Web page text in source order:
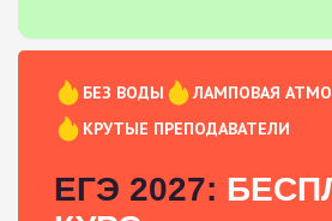
БЕЗ ВОДЫ
ЛАМПОВАЯ
КРУТЫЕ ПРЕПОДАВАТЕЛИ
ЕГЭ 2027: